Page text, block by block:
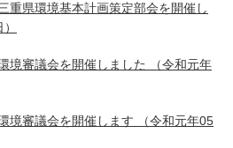
重県環境基本計画策定部会を開催し
境審議会を開催しました
（令和元年
境審議会を開催します （令和元年05